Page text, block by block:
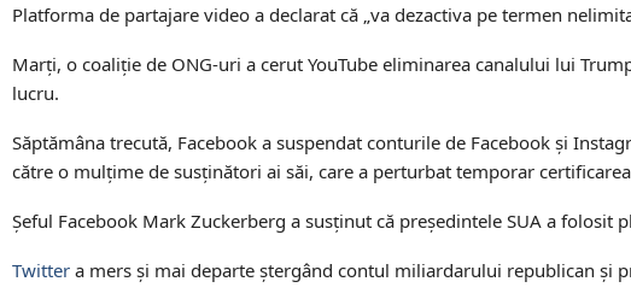
Platforma de partajare video a declarat că „va dezactiva pe termen
Marţi, o coaliţie de ONG-uri a cerut YouTube eliminarea canalului lui
lucru.
Săptămâna trecută, Facebook a suspendat conturile de Facebook şi
către o mulţime de susţinători ai săi, care a perturbat temporar
Şeful Facebook Mark Zuckerberg a susţinut că preşedintele SUA a
Twitter a mers şi mai departe ştergând contul miliardarului republican şi